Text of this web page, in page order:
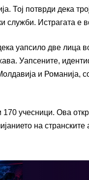
Тој потврди дека
служби. Истрагата е
уапсило две лица
Уапсените,
и Романија,
170 учесници. Ова
на странските